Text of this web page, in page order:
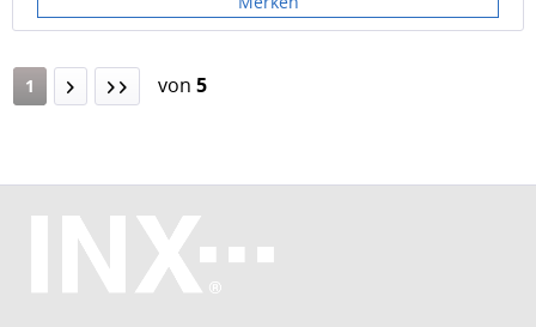
1 von 5